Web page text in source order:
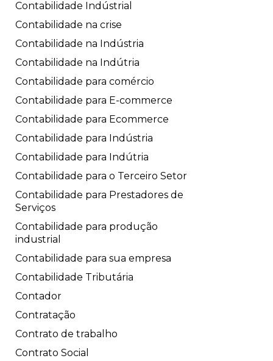
Contabilidade Indústrial
Contabilidade na crise
Contabilidade na Indústria
Contabilidade na Indútria
Contabilidade para comércio
Contabilidade para E-commerce
Contabilidade para Ecommerce
Contabilidade para Indústria
Contabilidade para Indútria
Contabilidade para o Terceiro Setor
Contabilidade para Prestadores de
Serviços
Contabilidade para produção
industrial
Contabilidade para sua empresa
Contabilidade Tributária
Contador
Contratação
Contrato de trabalho
Contrato Social